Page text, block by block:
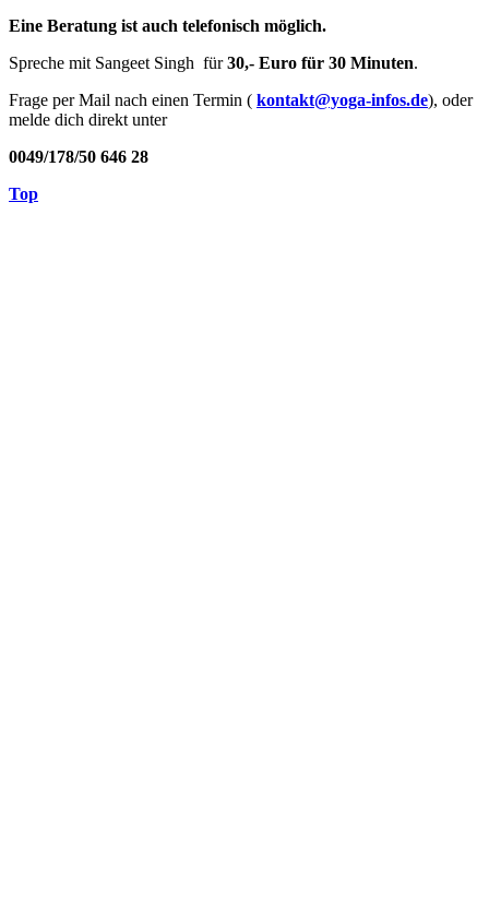
Eine Beratung ist auch telefonisch möglich.
Spreche mit Sangeet Singh für30,- Euro für 30 Minuten.
Frage per Mail nach einen Termin ( kontakt@yoga-infos.de), oder
melde dich direkt unter
0049/178/50 646 28
Top